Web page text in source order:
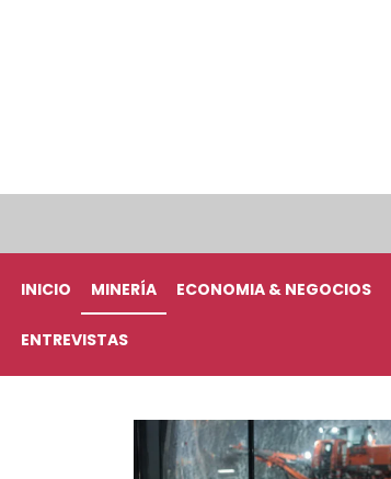
INICIO MINERÍA ECONOMIA & NEGOCIOS
ENTREVISTAS